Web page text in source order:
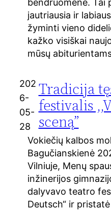
jautriausia ir
žyminti vieno
kažko visiškai
mūsų
202
6-
05-
28
Tradicija
festivalis
sceną”
Vokiečių kalbos
Bagučianskienė
Vilniuje, Menų
inžinerijos
dalyvavo teatro
Deutsch“ ir